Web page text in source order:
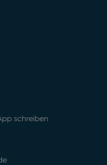
schreiben